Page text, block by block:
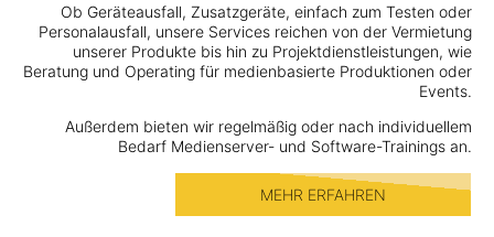
Ob Geräteausfall, Zusatzgeräte, einfach zum Testen oder
Personalausfall, unsere Services reichen von der Vermietung
unserer Produkte bis hin zu Projektdienstleistungen, wie
Beratung und Operating für medienbasierte Produktionen oder
Events.
Außerdem bieten wir regelmäßig oder nach individuellem
Bedarf Medienserver- und Software-Trainings an.
MEHR ERFAHREN